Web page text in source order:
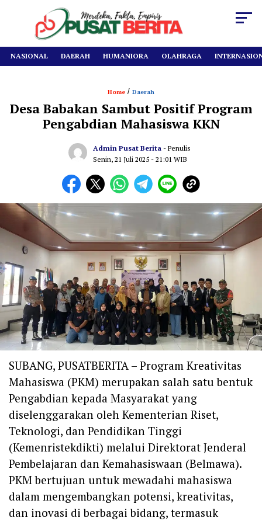
NASIONAL DAERAH HUMANIORA OLAHRAGA
Home / Daerah
Desa Babakan Sambut Positif Program
Pengabdian Mahasiswa KKN
Admin Pusat Berita - Penulis
Senin, 21 Juli 2025 - 21:01 WIB
SUBANG, PUSATBERITA – Program Kreativitas
Mahasiswa (PKM) merupakan salah satu bentuk
Pengabdian kepada Masyarakat yang
diselenggarakan oleh Kementerian Riset,
Teknologi, dan Pendidikan Tinggi
(Kemenristekdikti) melalui Direktorat Jenderal
Pembelajaran dan Kemahasiswaan (Belmawa).
PKM bertujuan untuk mewadahi mahasiswa
dalam mengembangkan potensi, kreativitas,
dan inovasi di berbagai bidang, termasuk